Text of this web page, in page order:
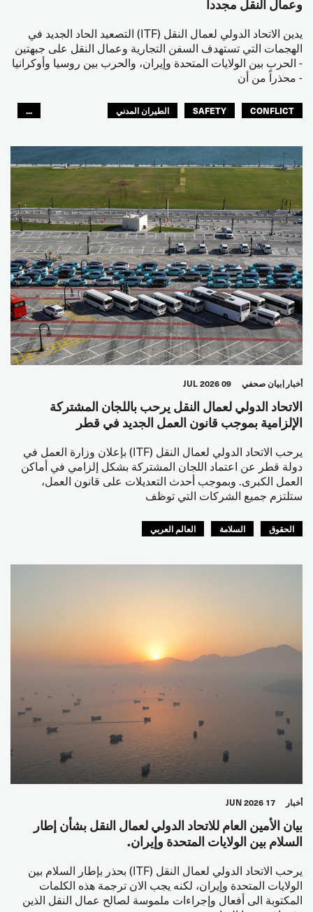
وعمال النقل مجدداً
يدين الاتحاد الدولي لعمال النقل (ITF) التصعيد الحاد الجديد في
الهجمات التي تستهدف السفن التجارية وعمال النقل على جبهتين
- الحرب بين الولايات المتحدة وإيران، والحرب بين روسيا وأوكرانيا
- محذراً من أن
CONFLICT
SAFETY
الطيران المدني
...
أخبار بيان صحفي 09 JUL 2026
الاتحاد الدولي لعمال النقل يرحب باللجان المشتركة
الإلزامية بموجب قانون العمل الجديد في قطر
يرحب الاتحاد الدولي لعمال النقل (ITF) بإعلان وزارة العمل في
دولة قطر عن اعتماد اللجان المشتركة بشكل إلزامي في أماكن
العمل الكبرى. وبموجب أحدث التعديلات على قانون العمل،
ستلتزم جميع الشركات التي توظف
الحقوق السلامة العالم العربي
أخبار 17 JUN 2026
بيان الأمين العام للاتحاد الدولي لعمال النقل بشأن إطار
السلام بين الولايات المتحدة وإيران.
يرحب الاتحاد الدولي لعمال النقل (ITF) بحذر بإطار السلام بين
الولايات المتحدة وإيران، لكنه يجب الان ترجمة هذه الكلمات
المكتوبة الى أفعال وإجراءات ملموسة لصالح عمال النقل الذين